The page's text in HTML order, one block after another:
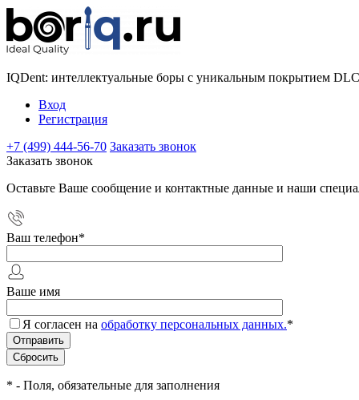
IQDent: интеллектуальные боры с уникальным покрытием DLC
Вход
Регистрация
+7 (499) 444-56-70 Заказать звонок
Заказать звонок
Оставьте Ваше сообщение и контактные данные и наши
Ваш телефон*
Ваше имя
Я согласен на обработку персональных данных.*
* - Поля, обязательные для заполнения